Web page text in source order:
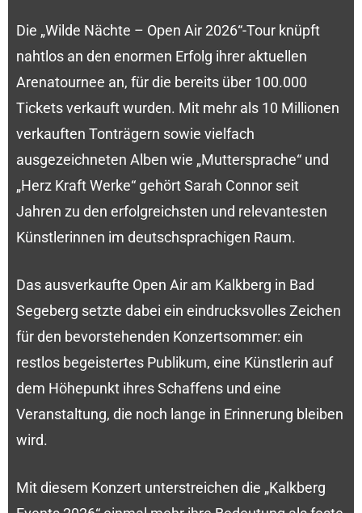
Die „Wilde Nächte – Open Air 2026“-Tour knüpft
nahtlos an den enormen Erfolg ihrer aktuellen
Arenatournee an, für die bereits über 100.000
Tickets verkauft wurden. Mit mehr als 10 Millionen
verkauften Tonträgern sowie vielfach
ausgezeichneten Alben wie „Muttersprache“ und
„Herz Kraft Werke“ gehört Sarah Connor seit
Jahren zu den erfolgreichsten und relevantesten
Künstlerinnen im deutschsprachigen Raum.
Das ausverkaufte Open Air am Kalkberg in Bad
Segeberg setzte dabei ein eindrucksvolles Zeichen
für den bevorstehenden Konzertsommer: ein
restlos begeistertes Publikum, eine Künstlerin auf
dem Höhepunkt ihres Schaffens und eine
Veranstaltung, die noch lange in Erinnerung bleiben
wird.
Mit diesem Konzert unterstreichen die „Kalkberg